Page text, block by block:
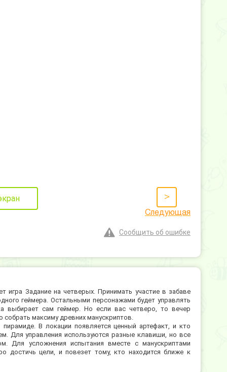
>
Следующая
Сообщить об ошибке
игра Задание на четверых. Принимать участие в забаве
геймера. Остальными персонажами будет управлять
выбирает сам геймер. Но если вас четверо, то вечер
максиму древних манускриптов.
В локации появляется ценный артефакт, и кто
Для управления используются разные клавиши, но все
Для усложнения испытания вместе с манускриптами
достичь цели, и повезет тому, кто находится ближе к